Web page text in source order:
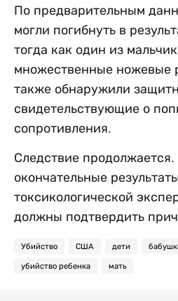
По предварительным
могли погибнуть в
тогда как один из
множественные ножевые
также обнаружили
свидетельствующие о
сопротивления.
Следствие
окончательные
токсикологической
должны подтвердить
Убийство США дети
убийство ребенка мать